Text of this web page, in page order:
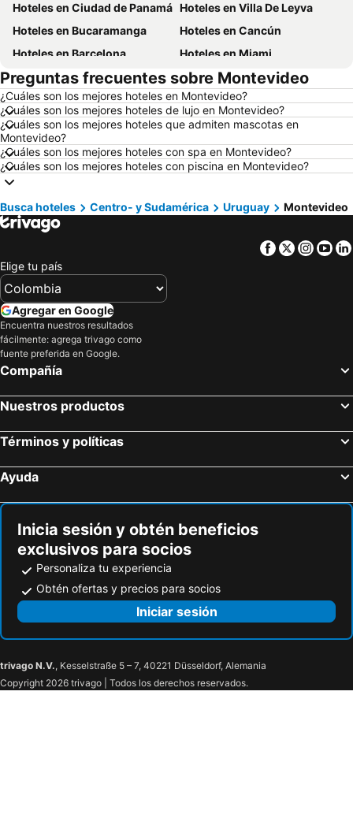
Hoteles en Ciudad de Panamá Hoteles en Villa De Leyva
Hoteles en Bucaramanga
Hoteles en Cancún
Hoteles en Barcelona
Hoteles en Miami
Hoteles en Melgar
Hoteles en París
Hoteles en Ciudad de México
Hoteles en Villavicencio
Hoteles en Roma
Hoteles en Orlando
Hoteles en Villeta
Hoteles en Girardot
Hoteles en Pereira
Hoteles en Curazao
Hoteles en Madrid
Hoteles en Jamaica
Hoteles en Eje Cafetero
Hoteles en Islandia
Hoteles en Quindío
Hoteles en Risaralda
Hoteles en Fuerteventura
Hoteles en Boyacá
Hoteles en Amazonas
Preguntas frecuentes sobre Montevideo
¿Cuáles son los mejores hoteles en Montevideo?
¿Cuáles son los mejores hoteles de lujo en Montevideo?
¿Cuáles son los mejores hoteles que admiten mascotas en
Montevideo?
¿Cuáles son los mejores hoteles con spa en Montevideo?
¿Cuáles son los mejores hoteles con piscina en Montevideo?
Busca hoteles Centro- y Sudamérica Uruguay Montevideo
Facebook
Twitter
Elige tu país
Agregar en Google
Encuentra nuestros resultados
fácilmente: agrega trivago como
fuente preferida en Google.
Compañía
Nuestros productos
Términos y políticas
Ayuda
Inicia sesión y obtén beneficios
exclusivos para socios
Personaliza tu experiencia
Obtén ofertas y precios para socios
Iniciar sesión
trivago N.V., Kesselstraße 5 – 7, 40221 Düsseldorf, Alemania
Copyright 2026 trivago | Todos los derechos reservados.